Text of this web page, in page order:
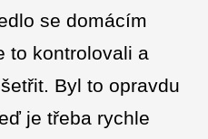
se domácím
to kontrolovali a
Byl to opravdu
je třeba rychle